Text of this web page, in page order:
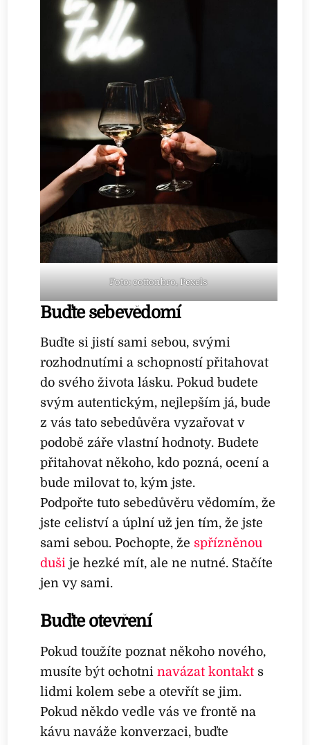
Foto: cottonbro, Pexels
Buďte sebevědomí
Buďte si jistí sami sebou, svými
rozhodnutími a schopností přitahovat
do svého života lásku. Pokud budete
svým autentickým, nejlepším já, bude
z vás tato sebedůvěra vyzařovat v
podobě záře vlastní hodnoty. Budete
přitahovat někoho, kdo pozná, ocení a
bude milovat to, kým jste.
Podpořte tuto sebedůvěru vědomím, že
jste celiství a úplní už jen tím, že jste
sami sebou. Pochopte, žespřízněnou
duši je hezké mít, ale ne nutné. Stačíte
jen vy sami.
Buďte otevření
Pokud toužíte poznat někoho nového,
musíte být ochotninavázat kontakt s
lidmi kolem sebe a otevřít se jim.
Pokud někdo vedle vás ve frontě na
kávu naváže konverzaci, buďte